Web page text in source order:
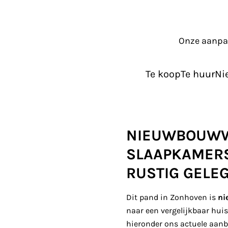
Onze
Te koopTe huur
RUSTIG
Dit pand in Zonhoven is
naar een vergelijkbaar
hieronder ons actuele